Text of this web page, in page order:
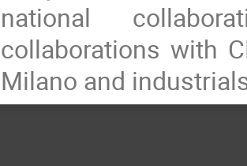
national
collaborations with
Milano and